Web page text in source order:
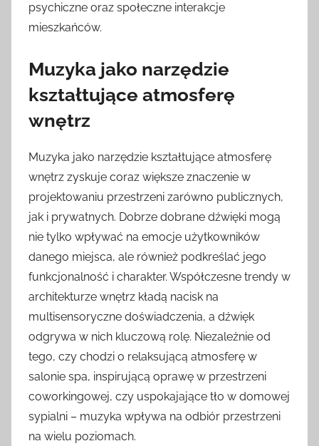
psychiczne oraz społeczne interakcje
mieszkańców.
Muzyka jako narzędzie
kształtujące atmosferę
wnętrz
Muzyka jako narzędzie kształtujące atmosferę
wnętrz zyskuje coraz większe znaczenie w
projektowaniu przestrzeni zarówno publicznych,
jak i prywatnych. Dobrze dobrane dźwięki mogą
nie tylko wpływać na emocje użytkowników
danego miejsca, ale również podkreślać jego
funkcjonalność i charakter. Współczesne trendy w
architekturze wnętrz kładą nacisk na
multisensoryczne doświadczenia, a dźwięk
odgrywa w nich kluczową rolę. Niezależnie od
tego, czy chodzi o relaksującą atmosferę w
salonie spa, inspirującą oprawę w przestrzeni
coworkingowej, czy uspokajające tło w domowej
sypialni – muzyka wpływa na odbiór przestrzeni
na wielu poziomach.